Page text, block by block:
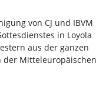
von CJ und IBVM
in Loyola
aus der ganzen
der Mitteleuropäischen